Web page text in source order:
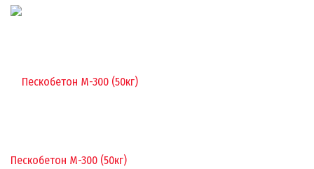
Пескобетон М-300 (50кг)